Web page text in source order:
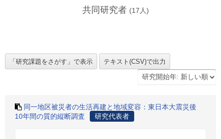
共同研究者 (17 人)
同一地区被災者の生活再建と地域変容：東日本大震災後
10年間の質的縦断調査
研究代表者